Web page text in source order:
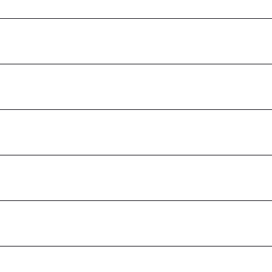
Basilicata
Molise
Bezirk Marijampolė
Northern Region
Woiwodschaft Masowien